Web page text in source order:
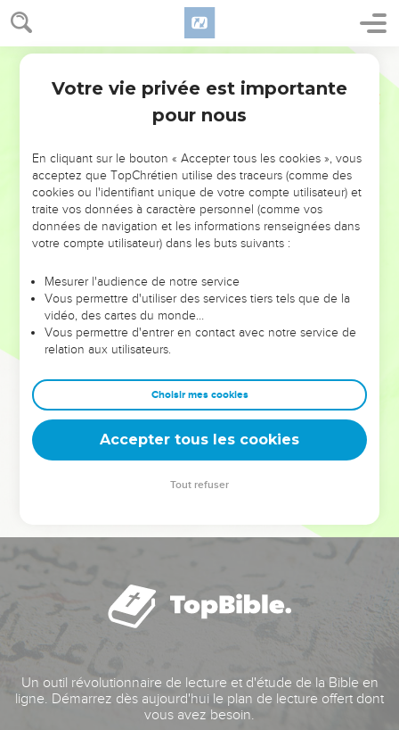
NE MANQUEZ PAS L’ÉVÉNEMENT
DE L’ANNÉE !
ET SI LEURS ERREURS POUVAIENT VOUS ÉVITER LES
VOTRES ?
leur foi ou leur vision. Mais on voit moins les doutes, les erreurs
et les saisons difficiles qu'ils ont traversés, alors même que ce
sont elles qui les ont façonnés.
Dans cette conférence, leaders, entrepreneurs, et responsables
clés pour avancer avec plus de sagesse afin que leurs erreurs
deviennent vos tremplins. Que vous guidiez un ministère, une
équipe, un groupe ou une famille, leur expérience est faite
Un outil révolutionnaire de lecture et d'étude de la Bible en
ligne. Démarrez dès aujourd'hui le plan de lecture offert dont
vous avez besoin.
Votre vie privée est importante
pour nous
En cliquant sur le bouton « Accepter tous les cookies », vous
acceptez que TopChrétien utilise des traceurs (comme des
cookies ou l'identifiant unique de votre compte utilisateur) et
traite vos données à caractère personnel (comme vos
données de navigation et les informations renseignées dans
votre compte utilisateur) dans les buts suivants :
Mesurer l'audience de notre service
Vous permettre d'utiliser des services tiers tels que de la
vidéo, des cartes du monde…
Vous permettre d'entrer en contact avec notre service de
relation aux utilisateurs.
Choisir mes cookies
Accepter tous les cookies
Tout refuser